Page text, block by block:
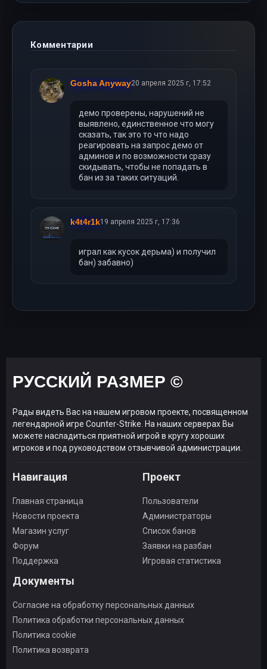
Комментарии
Gosha Anyway20 апреля 2025 г, 17:52
демо проверены, нарушений не
выявлено, единственное что могу
сказать, так это то что надо
реагировать на запрос демо от
админов и по возможности сразу
скидывать, чтобы не попадать в
бан из за таких ситуаций.
k4t4r1k19 апреля 2025 г, 17:36
играл как кусок дерьма) и получил
бан) забавно)
РУССКИЙ РАЗМЕР ©
Рады видеть Вас на нашем игровом проекте, посвященном
легендарной игре Counter-Strike. На наших серверах Вы
можете насладиться приятной игрой в кругу хороших
игроков и под руководством отзывчивой администрации.
Навигация
Главная страница
Новости проекта
Магазин услуг
Форум
Поддержка
Проект
Пользователи
Администраторы
Список банов
Заявки на разбан
Игровая статистика
Документы
Согласие на обработку персональных данных
Политика обработки персональных данных
Политика cookie
Политика возврата